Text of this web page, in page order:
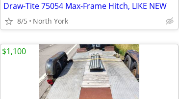
Draw-Tite 75054 Max-Frame Hitch, LIKE NEW
8/5 North York
$1,100